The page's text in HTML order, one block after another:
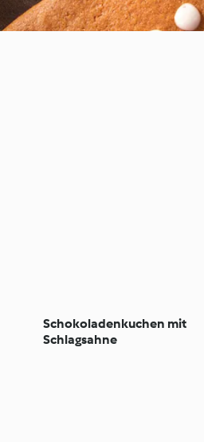
Schokoladenkuchen mit
Schlagsahne